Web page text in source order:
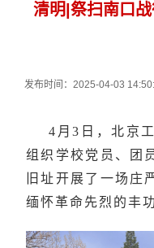
清明|祭扫南口
发布时间：2025-04-03
4月3日，北京
组织学校党员、团
旧址开展了一场庄
缅怀革命先烈的丰